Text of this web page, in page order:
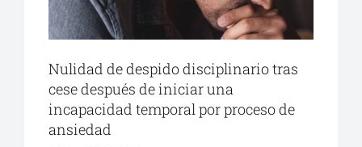
Nulidad de despido disciplinario tras
cese después de iniciar una
incapacidad temporal por proceso de
ansiedad